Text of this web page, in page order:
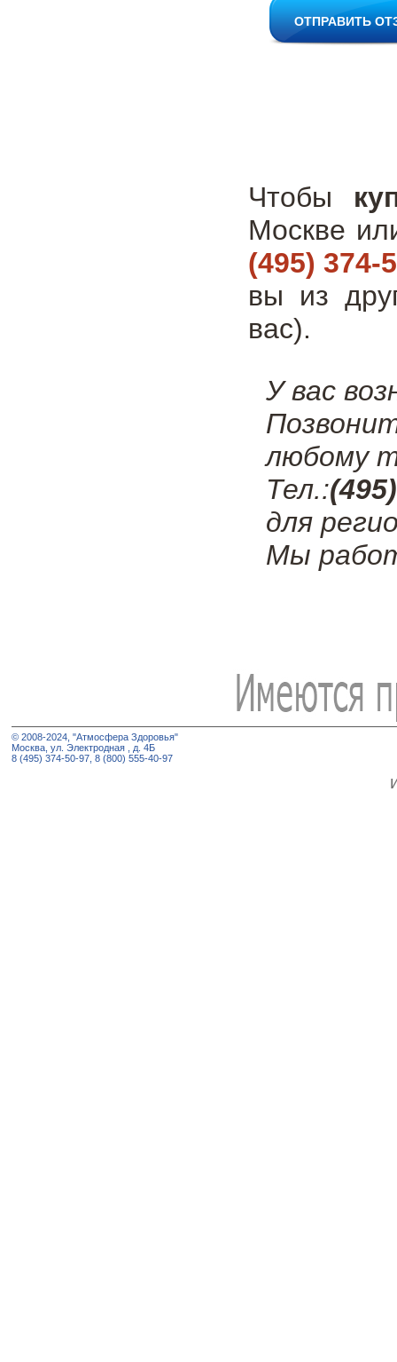
ОТПРАВИТЬ
Чтобы
Москве
(495) 374-
вы из
вас).
У вас
любому
Тел.:
для
Мы
© 2008-2024, "Атмосфера Здоровья"
Москва, ул. Электродная , д. 4Б
8 (495) 374-50-97, 8 (800) 555-40-97